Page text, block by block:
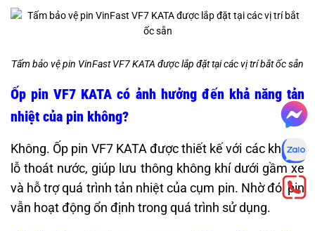
Tấm bảo vệ pin VinFast VF7 KATA được lắp đặt tại các vị trí bắt ốc sẵn
Ốp pin VF7 KATA có ảnh hưởng đến khả năng tản
nhiệt của pin không?
Không. Ốp pin VF7 KATA được thiết kế với các khe và
lỗ thoát nước, giúp lưu thông không khí dưới gầm xe
và hỗ trợ quá trình tản nhiệt của cụm pin. Nhờ đó, pin
vẫn hoạt động ổn định trong quá trình sử dụng.